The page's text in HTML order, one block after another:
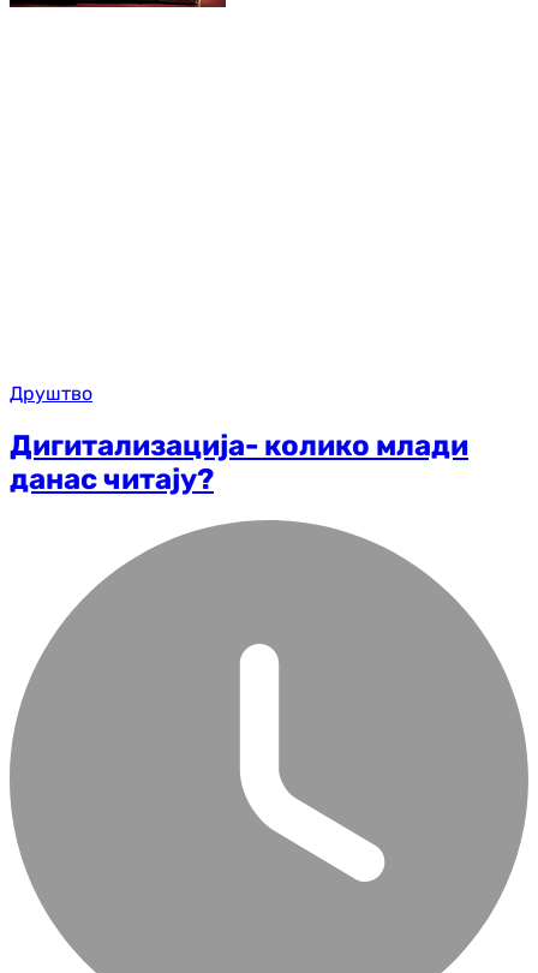
Друштво
Дигитализација- колико млади
данас читају?